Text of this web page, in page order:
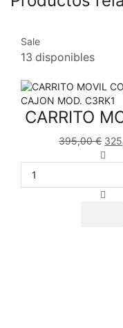
Sale
13 disponibles
CARRITO
395,00€